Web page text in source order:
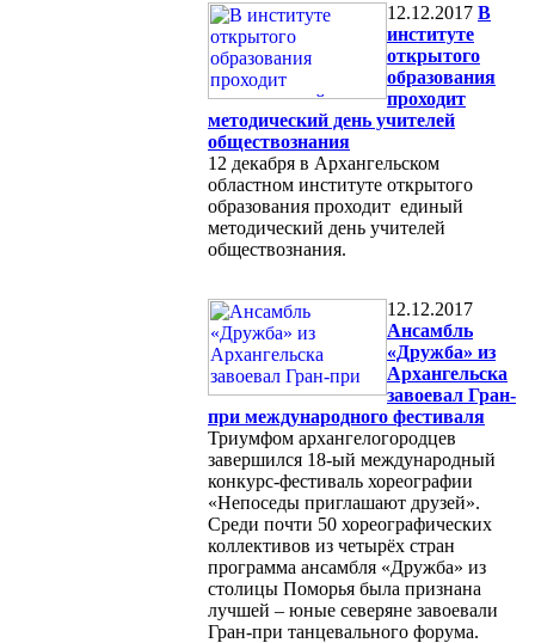
12.12.2017 В
институте
открытого
образования
проходит
методический день учителей
обществознания
12 декабря в Архангельском
областном институте открытого
образования проходит единый
методический день учителей
обществознания.
12.12.2017
Ансамбль
«Дружба» из
Архангельска
завоевал Гран-
при международного фестиваля
Триумфом архангелогородцев
завершился 18-ый международный
конкурс-фестиваль хореографии
«Непоседы приглашают друзей».
Среди почти 50 хореографических
коллективов из четырёх стран
программа ансамбля «Дружба» из
столицы Поморья была признана
лучшей – юные северяне завоевали
Гран-при танцевального форума.